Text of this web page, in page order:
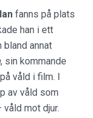
fanns på plats
han i ett
bland annat
, sin kommande
våld i film. I
av våld som
mot djur.